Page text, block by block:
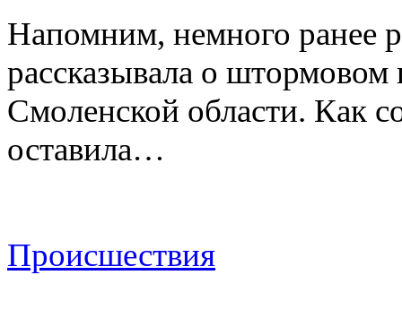
Напомним, немного ранее
рассказывала о
Смоленской области. Как
оставила…
Происшествия